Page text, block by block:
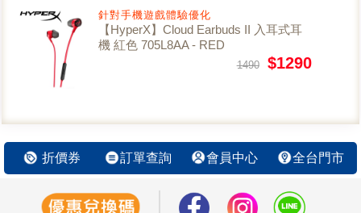
針對手機遊戲體驗優化
【HyperX】Cloud Earbuds II 入耳式耳
機 紅色 705L8AA - RED
1490 $1290
折價券 訂單查詢 會員中心 全台門市